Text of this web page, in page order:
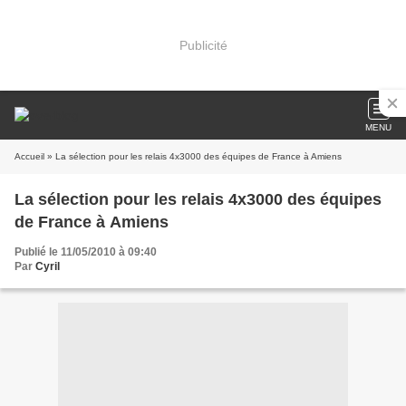
Publicité
MENU
Accueil » La sélection pour les relais 4x3000 des équipes de France à Amiens
La sélection pour les relais 4x3000 des équipes
de France à Amiens
Publié le 11/05/2010 à 09:40
Par Cyril